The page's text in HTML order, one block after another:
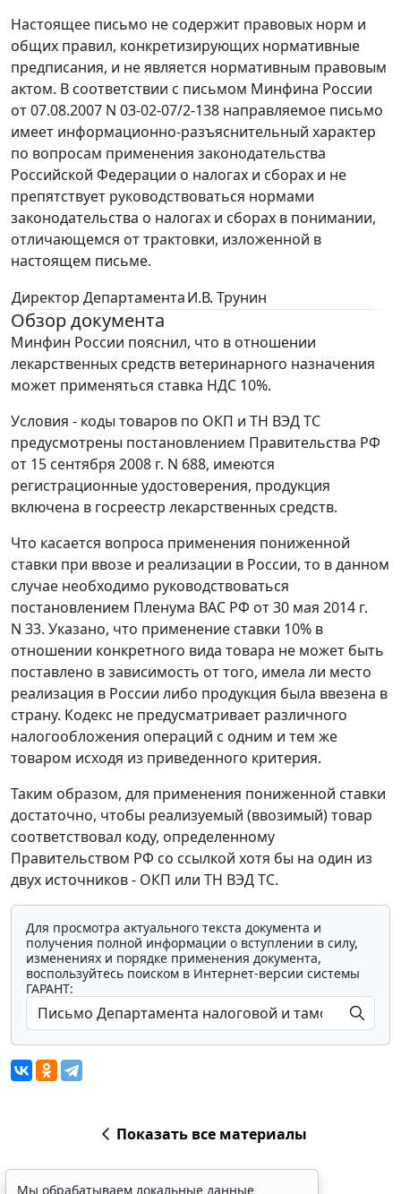
Настоящее письмо не содержит правовых норм и
общих правил, конкретизирующих нормативные
предписания, и не является нормативным правовым
актом. В соответствии с письмом Минфина России
от 07.08.2007 N 03-02-07/2-138 направляемое письмо
имеет информационно-разъяснительный характер
по вопросам применения законодательства
Российской Федерации о налогах и сборах и не
препятствует руководствоваться нормами
законодательства о налогах и сборах в понимании,
отличающемся от трактовки, изложенной в
настоящем письме.
Директор ДепартаментаИ.В. Трунин
Обзор документа
Минфин России пояснил, что в отношении
лекарственных средств ветеринарного назначения
может применяться ставка НДС 10%.
Условия - коды товаров по ОКП и ТН ВЭД ТС
предусмотрены постановлением Правительства РФ
от 15 сентября 2008 г. N 688, имеются
регистрационные удостоверения, продукция
включена в госреестр лекарственных средств.
Что касается вопроса применения пониженной
ставки при ввозе и реализации в России, то в данном
случае необходимо руководствоваться
постановлением Пленума ВАС РФ от 30 мая 2014 г.
N 33. Указано, что применение ставки 10% в
отношении конкретного вида товара не может быть
поставлено в зависимость от того, имела ли место
реализация в России либо продукция была ввезена в
страну. Кодекс не предусматривает различного
налогообложения операций с одним и тем же
товаром исходя из приведенного критерия.
Таким образом, для применения пониженной ставки
достаточно, чтобы реализуемый (ввозимый) товар
соответствовал коду, определенному
Правительством РФ со ссылкой хотя бы на один из
двух источников - ОКП или ТН ВЭД ТС.
Для просмотра актуального текста документа и
получения полной информации о вступлении в силу,
изменениях и порядке применения документа,
воспользуйтесь поиском в Интернет-версии системы
ГАРАНТ:
Показать все материалы
Мы обрабатываем локальные данные